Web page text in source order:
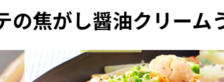
の焦がし醤油クリーム